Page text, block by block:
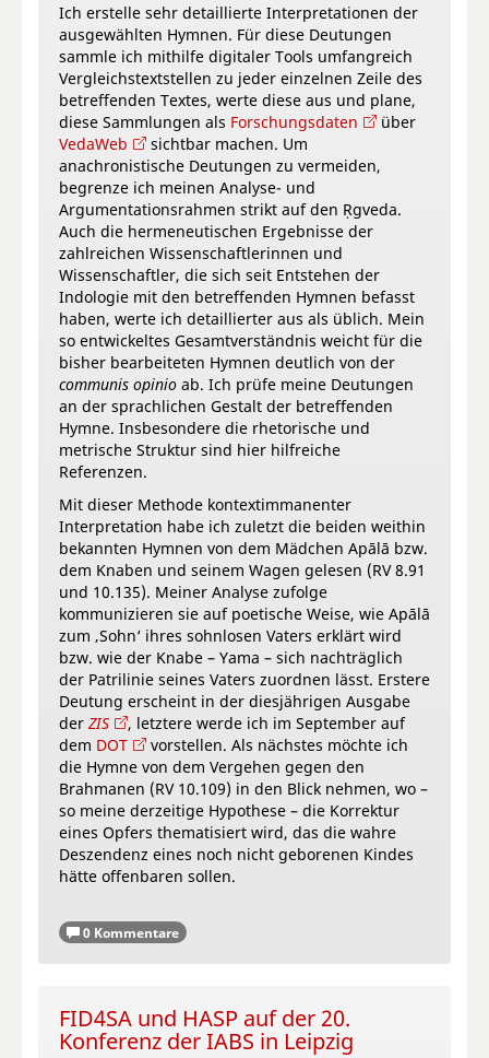
Ich erstelle sehr detaillierte Interpretationen der
ausgewählten Hymnen. Für diese Deutungen
sammle ich mithilfe digitaler Tools umfangreich
Vergleichstextstellen zu jeder einzelnen Zeile des
betreffenden Textes, werte diese aus und plane,
diese Sammlungen als Forschungsdaten
über
VedaWeb
sichtbar machen. Um
anachronistische Deutungen zu vermeiden,
begrenze ich meinen Analyse- und
Argumentationsrahmen strikt auf den Ṛgveda.
Auch die hermeneutischen Ergebnisse der
zahlreichen Wissenschaftlerinnen und
Wissenschaftler, die sich seit Entstehen der
Indologie mit den betreffenden Hymnen befasst
haben, werte ich detaillierter aus als üblich. Mein
so entwickeltes Gesamtverständnis weicht für die
bisher bearbeiteten Hymnen deutlich von der
communis opinio ab. Ich prüfe meine Deutungen
an der sprachlichen Gestalt der betreffenden
Hymne. Insbesondere die rhetorische und
metrische Struktur sind hier hilfreiche
Referenzen.
Mit dieser Methode kontextimmanenter
Interpretation habe ich zuletzt die beiden weithin
bekannten Hymnen von dem Mädchen Apālā bzw.
dem Knaben und seinem Wagen gelesen (RV 8.91
und 10.135). Meiner Analyse zufolge
kommunizieren sie auf poetische Weise, wie Apālā
zum ‚Sohn‘ ihres sohnlosen Vaters erklärt wird
bzw. wie der Knabe – Yama – sich nachträglich
der Patrilinie seines Vaters zuordnen lässt. Erstere
Deutung erscheint in der diesjährigen Ausgabe
der ZIS
, letztere werde ich im September auf
dem DOT
vorstellen. Als nächstes möchte ich
die Hymne von dem Vergehen gegen den
Brahmanen (RV 10.109) in den Blick nehmen, wo –
so meine derzeitige Hypothese – die Korrektur
eines Opfers thematisiert wird, das die wahre
Deszendenz eines noch nicht geborenen Kindes
hätte offenbaren sollen.
0 Kommentare
FID4SA und HASP auf der 20.
Konferenz der IABS in Leipzig